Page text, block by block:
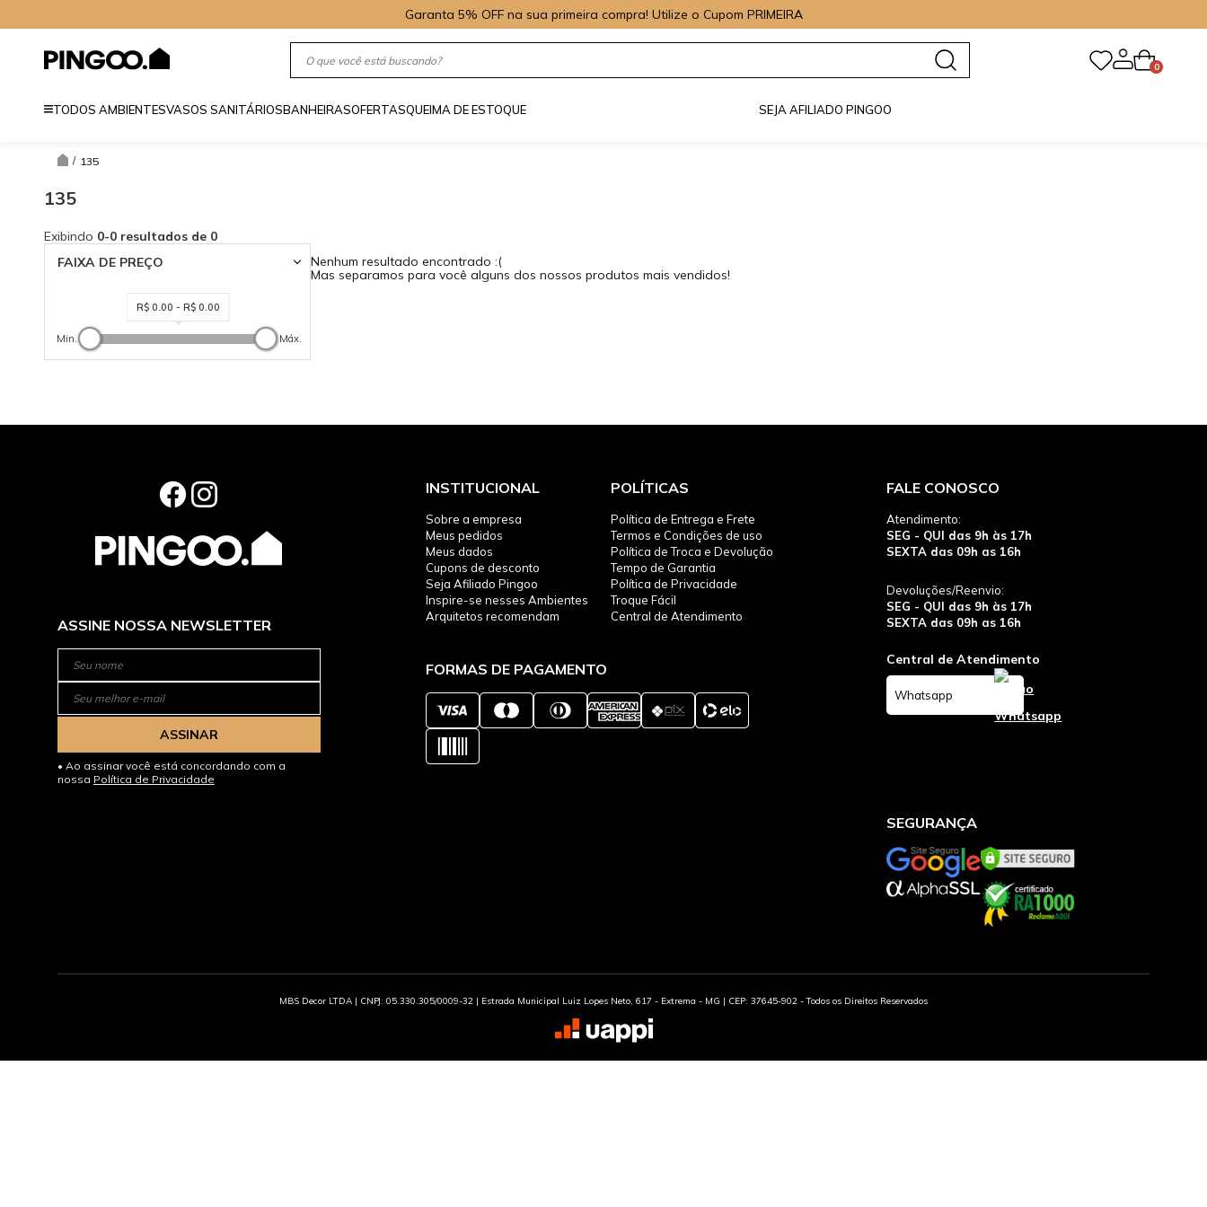
Garanta 5% OFF na sua primeira compra! Utilize o Cupom PRIMEIRA
0
TODOS AMBIENTESVASOS SANITÁRIOSBANHEIRASOFERTASQUEIMA DE ESTOQUE SEJA AFILIADO PINGOO
/ 135
135
Exibindo 0-0 resultados de 0
FAIXA DE PREÇO
R$ 0.00 - R$ 0.00
Nenhum resultado encontrado :(
Mas separamos para você alguns dos nossos produtos mais vendidos!
ASSINE NOSSA NEWSLETTER
ASSINAR
Ao assinar você está concordando com a
nossa Política de Privacidade
INSTITUCIONAL
Sobre a empresa
Meus pedidos
Meus dados
Cupons de desconto
Seja Afiliado Pingoo
Inspire-se nesses Ambientes
Arquitetos recomendam
POLÍTICAS
Política de Entrega e Frete
Termos e Condições de uso
Política de Troca e Devolução
Tempo de Garantia
Política de Privacidade
Troque Fácil
Central de Atendimento
FORMAS DE PAGAMENTO
FALE CONOSCO
Atendimento:
SEG - QUI das 9h às 17h
SEXTA das 09h as 16h
Devoluções/Reenvio:
SEG - QUI das 9h às 17h
SEXTA das 09h as 16h
Central de Atendimento
Whatsapp
SEGURANÇA
MBS Decor LTDA | CNPJ: 05.330.305/0009-32 | Estrada Municipal Luiz Lopes Neto, 617 - Extrema - MG | CEP: 37645-902 - Todos os Direitos Reservados